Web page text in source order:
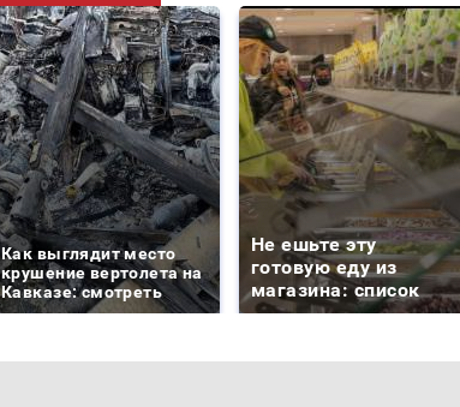
Как выглядит место
крушение вертолета на
Кавказе: смотреть
Не ешьте эту
готовую еду из
магазина: список